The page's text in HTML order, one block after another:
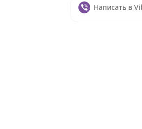
Написать в